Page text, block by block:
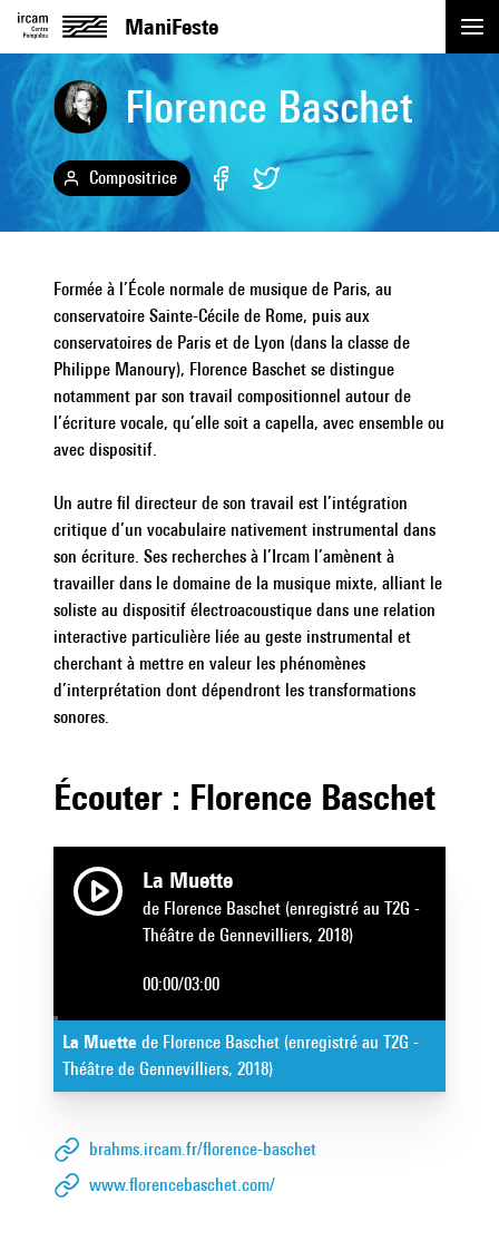
ManiFeste
Événements
Replay
Artistes
Actualités
Académie
Pratique
|
Florence Baschet
Compositrice
Formée à l’École normale de musique de Paris, au
conservatoire Sainte-Cécile de Rome, puis aux
conservatoires de Paris et de Lyon (dans la classe de
Philippe Manoury), Florence Baschet se distingue
notamment par son travail compositionnel autour de
l’écriture vocale, qu’elle soit a capella, avec ensemble ou
avec dispositif.
Un autre fil directeur de son travail est l’intégration
critique d’un vocabulaire nativement instrumental dans
son écriture. Ses recherches à l’Ircam l’amènent à
travailler dans le domaine de la musique mixte, alliant le
soliste au dispositif électroacoustique dans une relation
interactive particulière liée au geste instrumental et
cherchant à mettre en valeur les phénomènes
d’interprétation dont dépendront les transformations
sonores.
Écouter : Florence Baschet
00:00/03:00
La Muette
de Florence Baschet (enregistré au T2G -
Théâtre de Gennevilliers, 2018)
La Muette de Florence Baschet (enregistré au T2G -
Théâtre de Gennevilliers, 2018)
brahms.ircam.fr/florence-baschet
www.florencebaschet.com/